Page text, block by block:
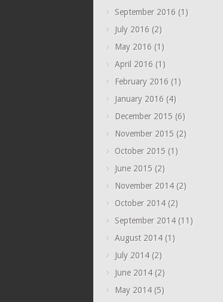
September 2016(1)
July 2016(2)
May 2016(1)
April 2016(1)
February 2016(1)
January 2016(4)
December 2015(6)
November 2015(2)
October 2015(1)
June 2015(2)
November 2014(2)
October 2014(2)
September 2014(11)
August 2014(1)
July 2014(2)
June 2014(2)
May 2014(5)